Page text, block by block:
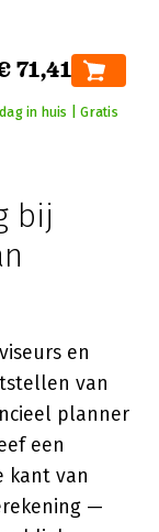
71,41
in huis | Gratis
bij
en
van
planner
een
kant van
—